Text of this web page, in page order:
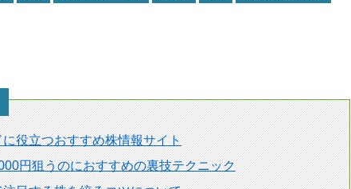
役立つおすすめ株情報サイト
円狙うのにおすすめの裏技テクニック